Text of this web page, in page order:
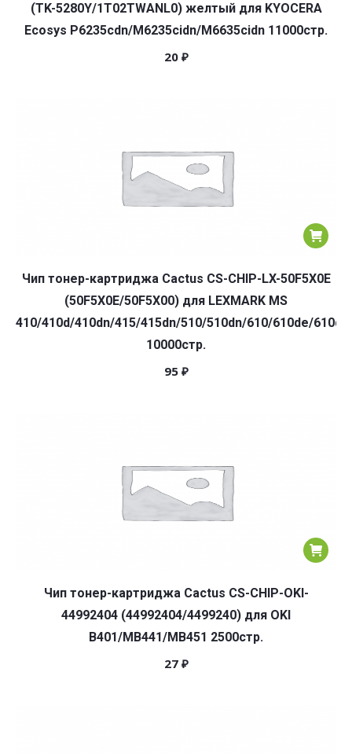
(TK-5280Y/1T02TWANL0) желтый для KYOCERA
Ecosys P6235cdn/M6235cidn/M6635cidn 11000стр.
20 ₽
Чип тонер-картриджа Cactus CS-CHIP-LX-50F5X0E
(50F5X0E/50F5X00) для LEXMARK MS
410/410d/410dn/415/415dn/510/510dn/610/610de/
10000стр.
95 ₽
Чип тонер-картриджа Cactus CS-CHIP-OKI-
44992404 (44992404/4499240) для OKI
B401/MB441/MB451 2500стр.
27 ₽